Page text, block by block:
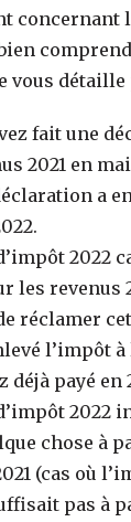
concernant
vous détaille
fait une
2021 en
a
2022
les revenus
réclamer
l’impôt
déjà payé en
2022
chose à
(cas où
pas à